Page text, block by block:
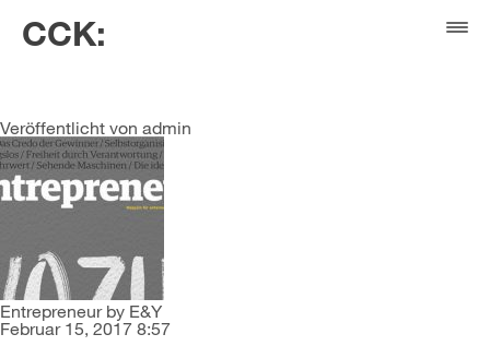
CCK:
Wirtschaft im Dialog
Dezember 5, 2019 1:01
Veröffentlicht von admin
Entrepreneur by E&Y
Februar 15, 2017 8:57